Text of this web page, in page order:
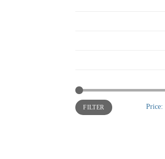
FILTER Price: